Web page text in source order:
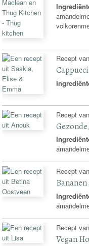
Recept
Recept van
Recept van
Recept van
Vegan